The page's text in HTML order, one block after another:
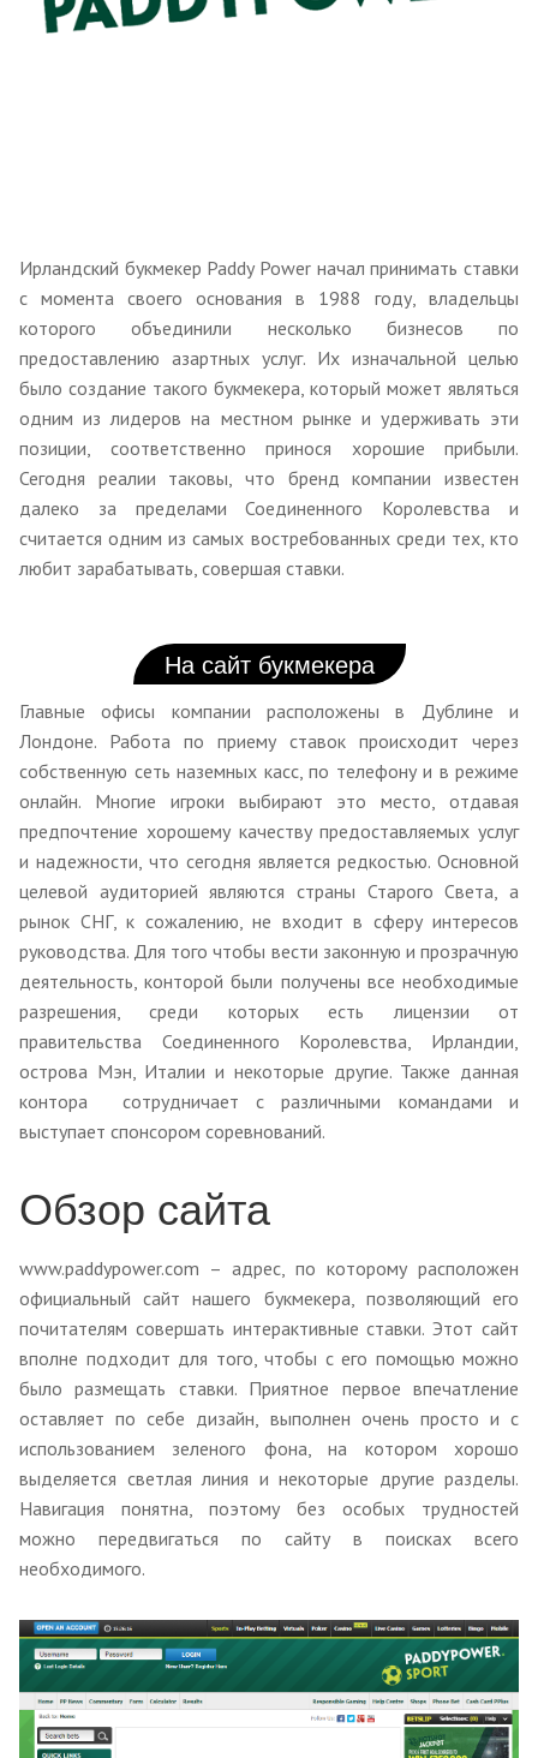
Ирландский букмекер Paddy Power начал принимать ставки
с момента своего основания в 1988 году, владельцы
которого объединили несколько бизнесов по
предоставлению азартных услуг. Их изначальной целью
было создание такого букмекера, который может являться
одним из лидеров на местном рынке и удерживать эти
позиции, соответственно принося хорошие прибыли.
Сегодня реалии таковы, что бренд компании известен
далеко за пределами Соединенного Королевства и
считается одним из самых востребованных среди тех, кто
любит зарабатывать, совершая ставки.
На сайт букмекера
Главные офисы компании расположены в Дублине и
Лондоне. Работа по приему ставок происходит через
собственную сеть наземных касс, по телефону и в режиме
онлайн. Многие игроки выбирают это место, отдавая
предпочтение хорошему качеству предоставляемых услуг
и надежности, что сегодня является редкостью. Основной
целевой аудиторией являются страны Старого Света, а
рынок СНГ, к сожалению, не входит в сферу интересов
руководства. Для того чтобы вести законную и прозрачную
деятельность, конторой были получены все необходимые
разрешения, среди которых есть лицензии от
правительства Соединенного Королевства, Ирландии,
острова Мэн, Италии и некоторые другие. Также данная
контора сотрудничает с различными командами и
выступает спонсором соревнований.
Обзор сайта
www.paddypower.com – адрес, по которому расположен
официальный сайт нашего букмекера, позволяющий его
почитателям совершать интерактивные ставки. Этот сайт
вполне подходит для того, чтобы с его помощью можно
было размещать ставки. Приятное первое впечатление
оставляет по себе дизайн, выполнен очень просто и с
использованием зеленого фона, на котором хорошо
выделяется светлая линия и некоторые другие разделы.
Навигация понятна, поэтому без особых трудностей
можно передвигаться по сайту в поисках всего
необходимого.